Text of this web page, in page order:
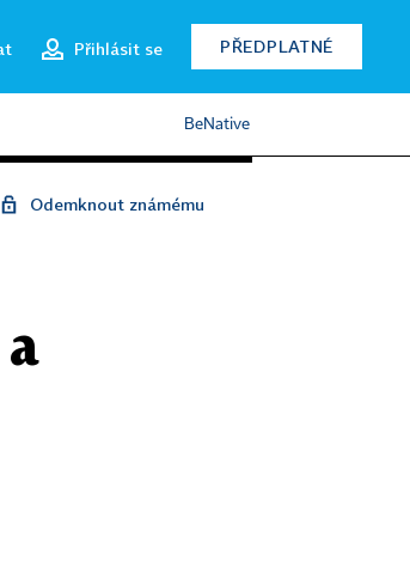
Přihlásit se PŘEDPLATNÉ
BeNative
Odemknout známému